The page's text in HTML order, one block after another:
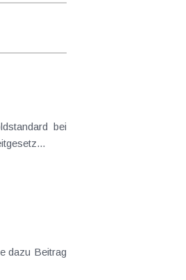
bei
dazu Beitrag